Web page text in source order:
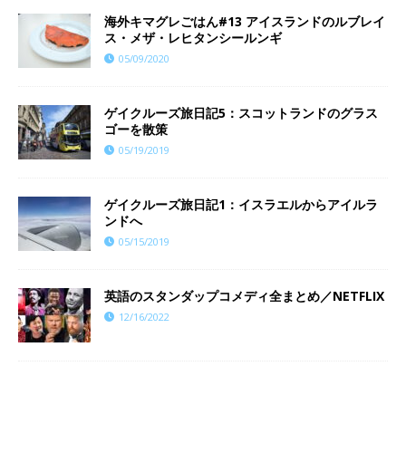
海外キマグレごはん#13 アイスランドのルブレイ
ス・メザ・レヒタンシールンギ
05/09/2020
ゲイクルーズ旅日記5：スコットランドのグラス
ゴーを散策
05/19/2019
ゲイクルーズ旅日記1：イスラエルからアイルラ
ンドへ
05/15/2019
英語のスタンダップコメディ全まとめ／NETFLIX
12/16/2022